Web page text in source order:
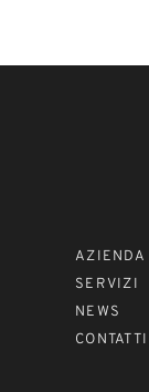
AZIENDA
SERVIZI
NEWS
CONTATTI